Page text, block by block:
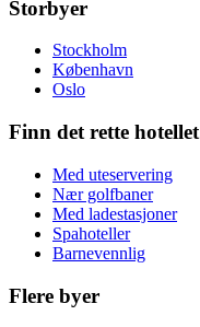
Storbyer
Stockholm
København
Oslo
Finn det rette hotellet
Med uteservering
Nær golfbaner
Med ladestasjoner
Spahoteller
Barnevennlig
Flere byer